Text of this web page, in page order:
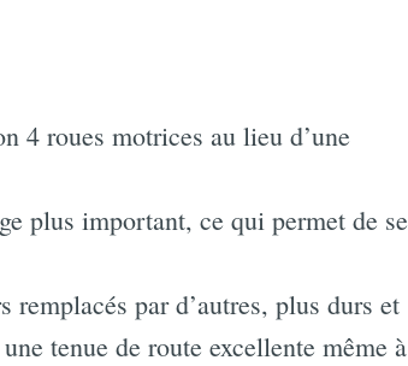
4 roues motrices au lieu d’une
plus important, ce qui permet de se
remplacés par d’autres, plus durs et
tenue de route excellente même à